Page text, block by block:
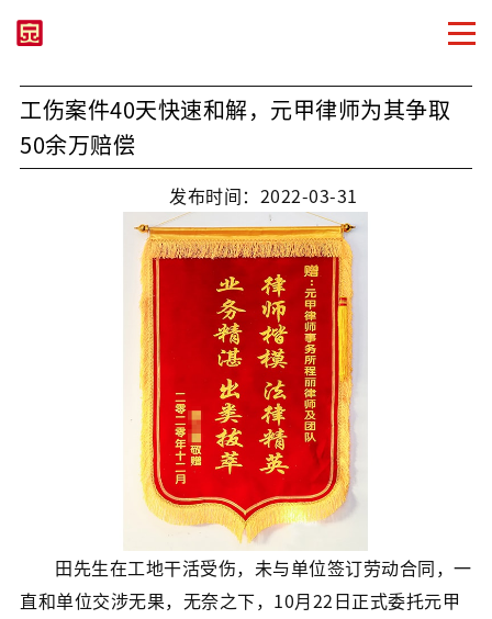
工伤案件40天快速和解，元甲律师为其争取
50余万赔偿
发布时间：2022-03-31
田先生在工地干活受伤，未与单位签订劳动合同，一
直和单位交涉无果，无奈之下，10月22日正式委托元甲